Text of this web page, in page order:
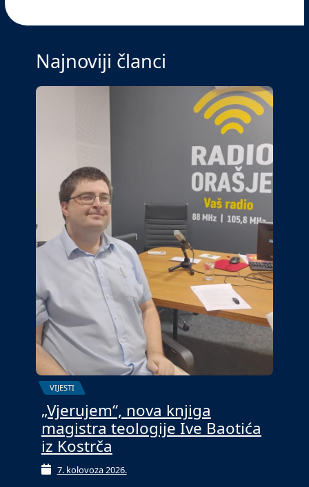
Najnoviji članci
VIJESTI
„Vjerujem“, nova knjiga
magistra teologije Ive Baotića
iz Kostrča
7. kolovoza 2026.